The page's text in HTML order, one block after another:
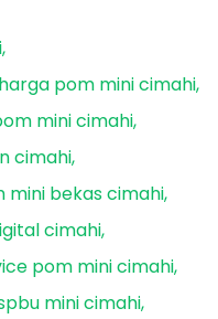
harga pom mini cimahi
mini cimahi
cimahi
mini bekas cimahi
cimahi
pom mini cimahi
mini cimahi